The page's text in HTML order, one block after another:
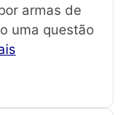
armas de
uma questão